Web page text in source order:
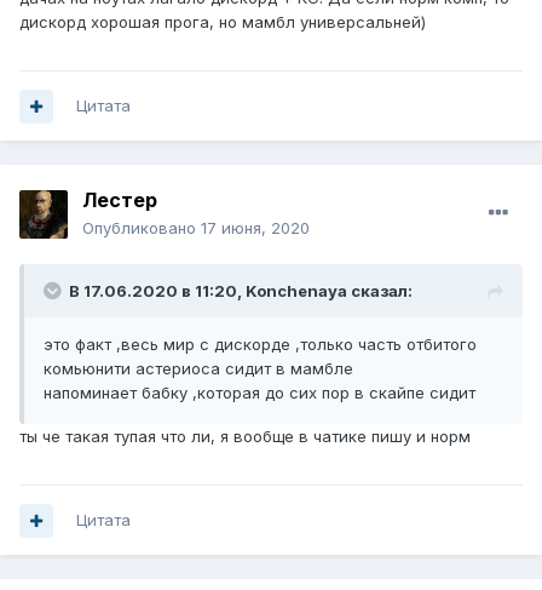
дискорд хорошая прога, но мамбл универсальней)
Цитата
Лестер
Опубликовано 17 июня, 2020
В 17.06.2020 в 11:20, Konchenaуa сказал:
это факт ,весь мир с дискорде ,только часть отбитого
комьюнити астериоса сидит в мамбле
напоминает бабку ,которая до сих пор в скайпе сидит
ты че такая тупая что ли, я вообще в чатике пишу и норм
Цитата